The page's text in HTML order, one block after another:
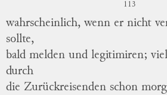
113
wahrscheinlich, wenn er nicht
sollte,
bald melden und legitimiren;
durch
die Zurückreisenden schon